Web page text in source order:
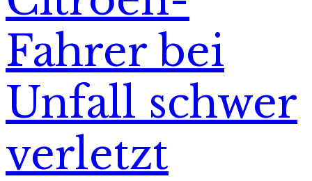
Fahrer bei
Unfall schwer
verletzt